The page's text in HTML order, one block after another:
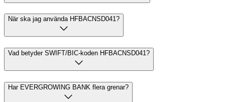
När ska jag använda HFBACNSD041?
Vad betyder SWIFT/BIC-koden HFBACNSD041?
Har EVERGROWING BANK flera grenar?